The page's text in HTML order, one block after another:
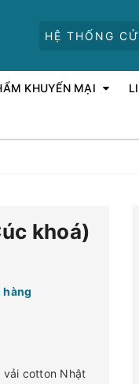
HỆ THỐNG
KHUYẾN MẠI
khoá)
hàng
vải cotton Nhật